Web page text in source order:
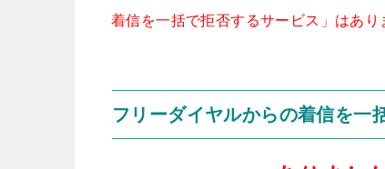
着信を一括で拒否するサービス」はあり
フリーダイヤルからの着信を一